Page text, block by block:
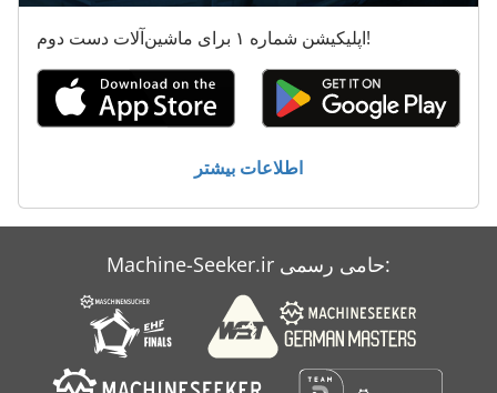
اپلیکیشن شماره ۱ برای ماشین‌آلات دست دوم!
اطلاعات بیشتر
Machine-Seeker.ir حامی رسمی: